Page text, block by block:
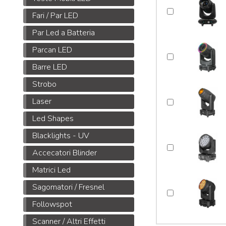
Fari / Par LED
Par Led a Batteria
Parcan LED
Barre LED
Strobo
Laser
Led Shapes
Blacklights - UV
Accecatori Blinder
Matrici Led
Sagomatori / Fresnel
Followspot
Scanner / Altri Effetti